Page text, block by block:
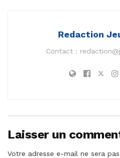
Redaction
Contact :
Laisser un
Votre adresse e-mail ne sera